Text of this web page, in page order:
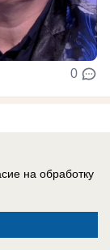
0
на его
на обработку